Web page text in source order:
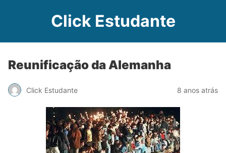
Click Estudante
Reunificação da Alemanha
Click Estudante 8 anos atrás